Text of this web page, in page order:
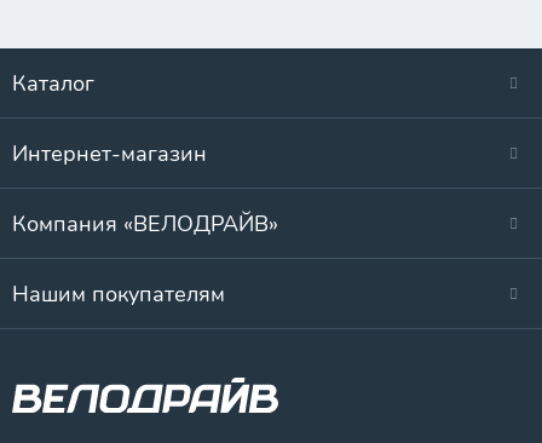
Каталог
Интернет-магазин
Компания «ВЕЛОДРАЙВ»
Нашим покупателям